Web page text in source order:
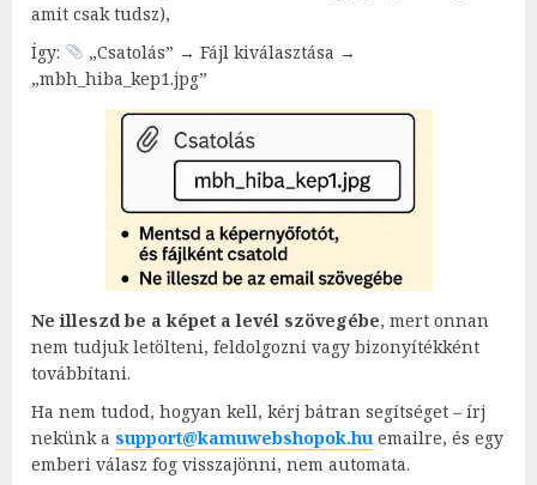
amit csak tudsz),
Így:
„Csatolás” → Fájl kiválasztása →
„mbh_hiba_kep1.jpg”
Ne illeszd be a képet a levél szövegébe, mert onnan
nem tudjuk letölteni, feldolgozni vagy bizonyítékként
továbbítani.
Ha nem tudod, hogyan kell, kérj bátran segítséget – írj
nekünk a support@kamuwebshopok.hu emailre, és egy
emberi válasz fog visszajönni, nem automata.